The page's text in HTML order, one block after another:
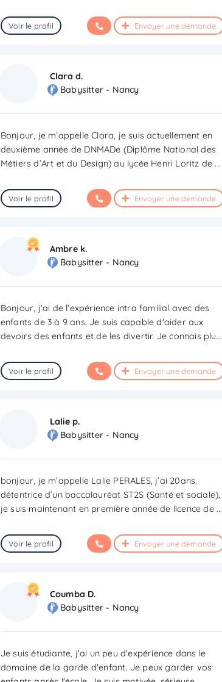
Voir le profil Envoyer une demande
Clara d.
Babysitter - Nancy
Bonjour, je m’appelle Clara, je suis actuellement en
deuxième année de DNMADe (Diplôme National des
Métiers d’Art et du Design) au lycée Henri Loritz de ...
Voir le profil Envoyer une demande
Ambre k.
Babysitter - Nancy
Bonjour, j'ai de l'expérience intra familial avec des
enfants de 3 à 9 ans. Je suis capable d'aider aux
devoirs des enfants et de les divertir. Je connais plu...
Voir le profil Envoyer une demande
Lalie p.
Babysitter - Nancy
bonjour, je m’appelle Lalie PERALES, j’ai 20ans.
détentrice d’un baccalauréat ST2S (Santé et sociale),
je suis maintenant en première année de licence de ...
Voir le profil Envoyer une demande
Coumba D.
Babysitter - Nancy
Je suis étudiante, j'ai un peu d'expérience dans le
domaine de la garde d'enfant. Je peux garder vos